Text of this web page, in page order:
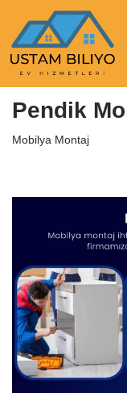
İçeriğe
geç
Anasayfa|Mobilya
Pendik
Mobilya Montaj